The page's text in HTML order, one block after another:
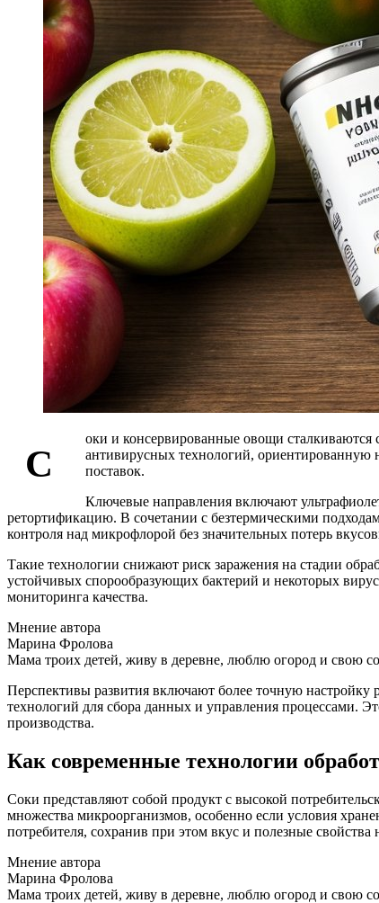
С
оки и консервированные овощи сталкиваются
антивирусных технологий, ориентированную
поставок.
Ключевые направления включают
ретортификацию. В сочетании с безтермическими
контроля над микрофлорой без значительных потерь
Такие технологии снижают риск заражения на стадии
устойчивых спорообразующих бактерий и некоторых
мониторинга качества.
Мнение автора
Марина Фролова
Мама троих детей, живу в деревне, люблю огород и свою
Перспективы развития включают более точную
технологий для сбора данных и управления процессами.
производства.
Как современные технологии
Соки представляют собой продукт с высокой
множества микроорганизмов, особенно если условия
потребителя, сохранив при этом вкус и полезные свойства
Мнение автора
Марина Фролова
Мама троих детей, живу в деревне, люблю огород и свою